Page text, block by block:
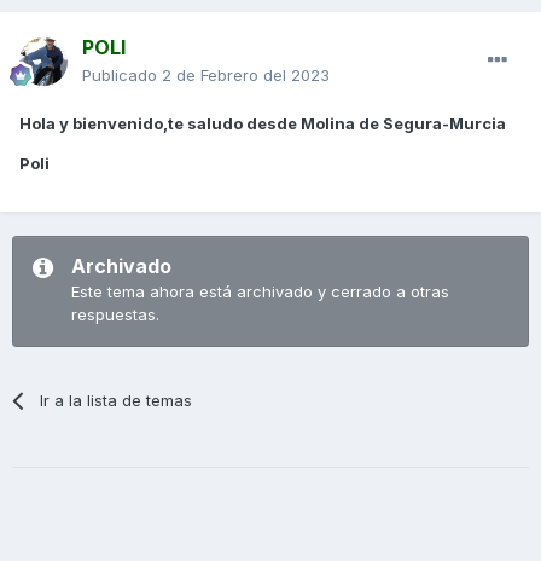
POLI
Publicado 2 de Febrero del 2023
Hola y bienvenido,te saludo desde Molina de Segura-Murcia
Poli
Archivado
Este tema ahora está archivado y cerrado a otras
respuestas.
Ir a la lista de temas